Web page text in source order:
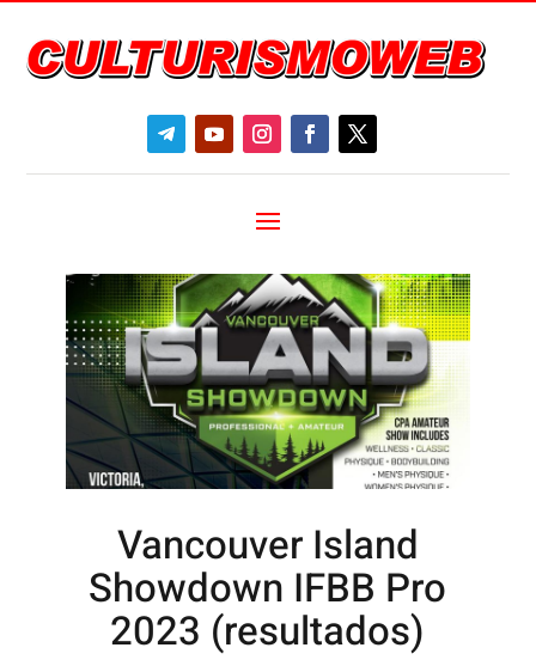
Vancouver Island
Showdown IFBB Pro
2023 (resultados)